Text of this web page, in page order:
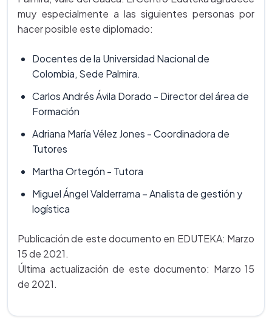
muy especialmente a las siguientes personas por
hacer posible este diplomado:
Docentes de la Universidad Nacional de
Colombia, Sede Palmira.
Carlos Andrés Ávila Dorado - Director del área de
Formación
Adriana María Vélez Jones - Coordinadora de
Tutores
Martha Ortegón - Tutora
Miguel Ángel Valderrama – Analista de gestión y
logística
Publicación de este documento en EDUTEKA: Marzo
15 de 2021.
Última actualización de este documento: Marzo 15
de 2021.